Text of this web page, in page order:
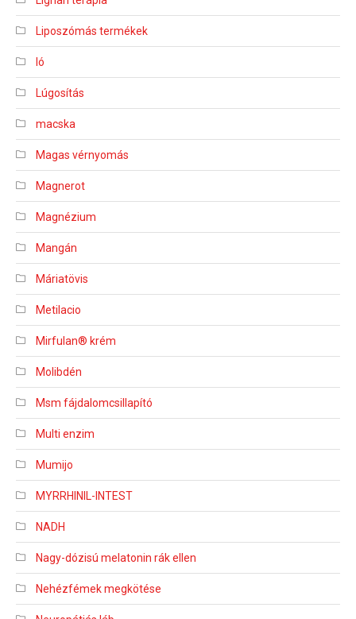
Liposzómás termékek
ló
Lúgosítás
macska
Magas vérnyomás
Magnerot
Magnézium
Mangán
Máriatövis
Metilacio
Mirfulan® krém
Molibdén
Msm fájdalomcsillapító
Multi enzim
Mumijo
MYRRHINIL-INTEST
NADH
Nagy-dózisú melatonin rák ellen
Nehézfémek megkötése